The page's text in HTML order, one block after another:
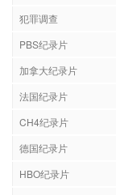
犯罪调查
PBS纪录片
加拿大纪录片
法国纪录片
CH4纪录片
德国纪录片
HBO纪录片